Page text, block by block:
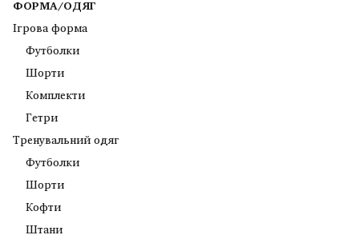
ФОРМА/ОДЯГ
Ігрова форма
Футболки
Шорти
Комплекти
Гетри
Тренувальний одяг
Футболки
Шорти
Кофти
Штани